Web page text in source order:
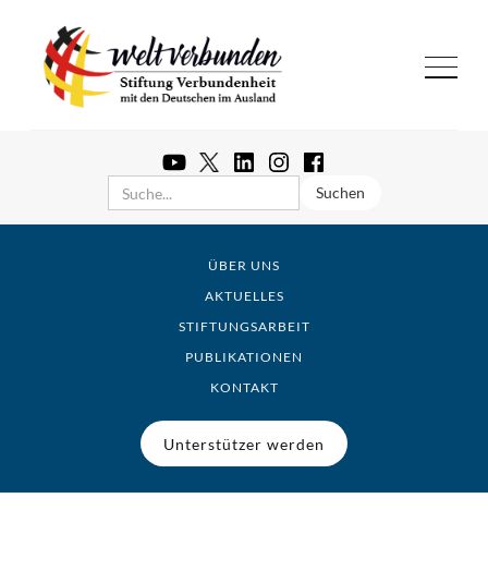
ÜBER UNS
AKTUELLES
STIFTUNGSARBEIT
PUBLIKATIONEN
KONTAKT
Unterstützer werden